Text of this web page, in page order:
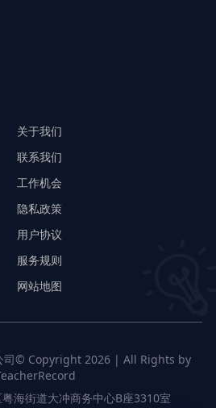
关于我们
联系我们
工作机会
隐私政策
用户协议
服务规则
网站地图
司© Copyright 2026 | All Rights by
海街道大冲商务中心B座3310室